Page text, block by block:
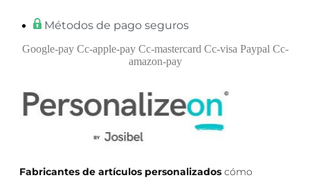
Métodos de pago seguros
Google-pay Cc-apple-pay Cc-mastercard Cc-visa Paypal Cc-
amazon-pay
Fabricantes de artículos personalizados cómo